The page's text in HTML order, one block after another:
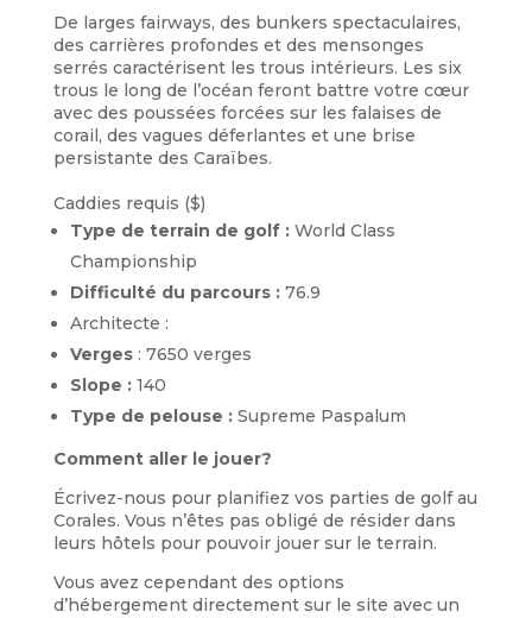
De larges fairways, des bunkers spectaculaires,
des carrières profondes et des mensonges
serrés caractérisent les trous intérieurs. Les six
trous le long de l’océan feront battre votre cœur
avec des poussées forcées sur les falaises de
corail, des vagues déferlantes et une brise
persistante des Caraïbes.
Caddies requis ($)
Type de terrain de golf :World Class
Championship
Difficulté du parcours : 76.9
Architecte :
Verges: 7650 verges
Slope : 140
Type de pelouse : Supreme Paspalum
Comment aller le jouer?
Écrivez-nous pour planifiez vos parties de golf au
Corales. Vous n’êtes pas obligé de résider dans
leurs hôtels pour pouvoir jouer sur le terrain.
Vous avez cependant des options
d’hébergement directement sur le site avec un